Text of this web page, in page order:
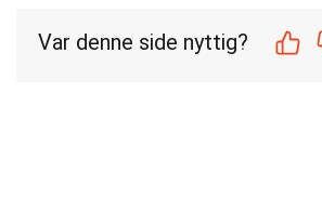
Var denne side nyttig?